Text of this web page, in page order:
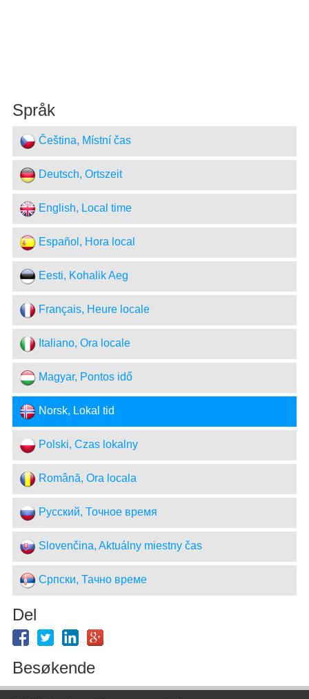
Språk
Čeština, Místní čas
Deutsch, Ortszeit
English, Local time
Español, Hora local
Eesti, Kohalik Aeg
Français, Heure locale
Italiano, Ora locale
Magyar, Pontos idő
Norsk, Lokal tid
Polski, Czas lokalny
Română, Ora locala
Русский, Точное время
Slovenčina, Aktuálny miestny čas
Српски, Тачно време
Del
Besøkende